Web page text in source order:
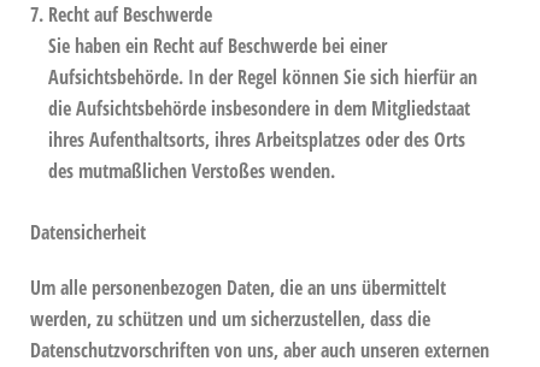
Recht auf Beschwerde
Sie haben ein Recht auf Beschwerde bei einer
Aufsichtsbehörde. In der Regel können Sie sich hierfür an
die Aufsichtsbehörde insbesondere in dem Mitgliedstaat
ihres Aufenthaltsorts, ihres Arbeitsplatzes oder des Orts
des mutmaßlichen Verstoßes wenden.
Datensicherheit
Um alle personenbezogen Daten, die an uns übermittelt
werden, zu schützen und um sicherzustellen, dass die
Datenschutzvorschriften von uns, aber auch unseren externen